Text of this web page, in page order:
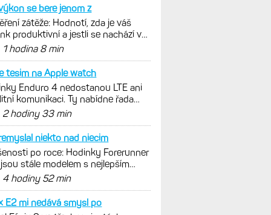
se bere jenom z
zátěže: Hodnotí, zda je váš
produktivní a jestli se nachází v
oblastech
1 hodina 8 min
tesim na Apple watch
Enduro 4 nedostanou LTE ani
komunikaci. Ty nabídne řada
9 v edici inReach
2 hodiny 33 min
niekto nad niecim
po roce: Hodinky Forerunner
stále modelem s nejlepším
ceny a výkonu
4 hodiny 52 min
E2 mi nedává smysl po